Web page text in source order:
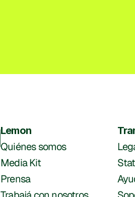
Lemon
Quiénes somos
Media Kit
Prensa